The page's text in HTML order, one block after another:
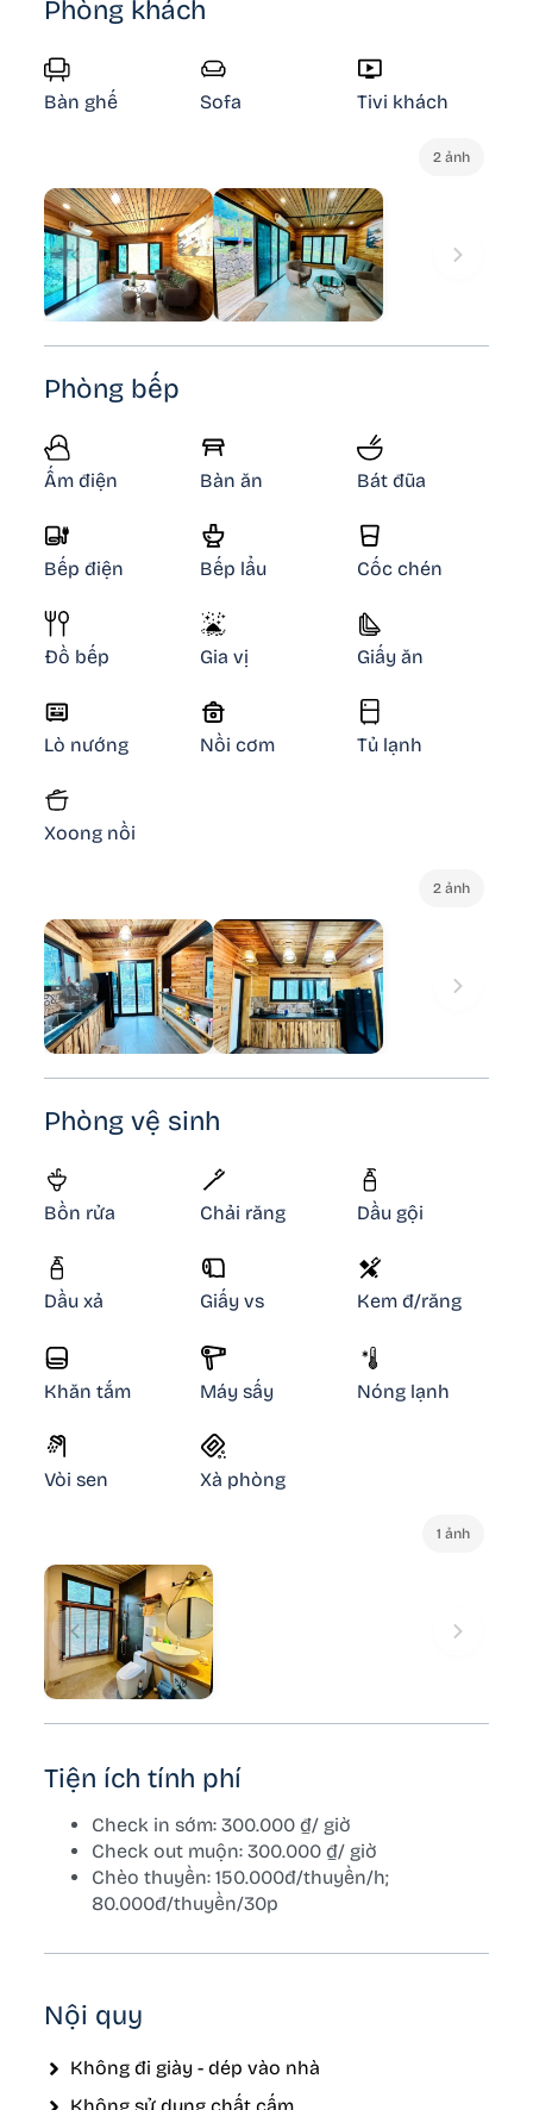
Phòng khách
Bàn ghế Sofa Tivi khách
2 ảnh
Phòng bếp
Ấm điện Bàn ăn Bát đũa
Bếp điện Bếp lẩu Cốc chén
Đồ bếp Gia vị Giấy ăn
Lò nướng Nồi cơm Tủ lạnh
Xoong nồi
2 ảnh
Phòng vệ sinh
Bồn rửa Chải răng Dầu gội
Dầu xả Giấy vs Kem đ/răng
Khăn tắm Máy sấy Nóng lạnh
Vòi sen Xà phòng
1 ảnh
Tiện ích tính phí
Check in sớm: 300.000 ₫/ giờ
Check out muộn: 300.000 ₫/ giờ
Chèo thuyền: 150.000đ/thuyền/h;
80.000đ/thuyền/30p
Nội quy
Không đi giày - dép vào nhà